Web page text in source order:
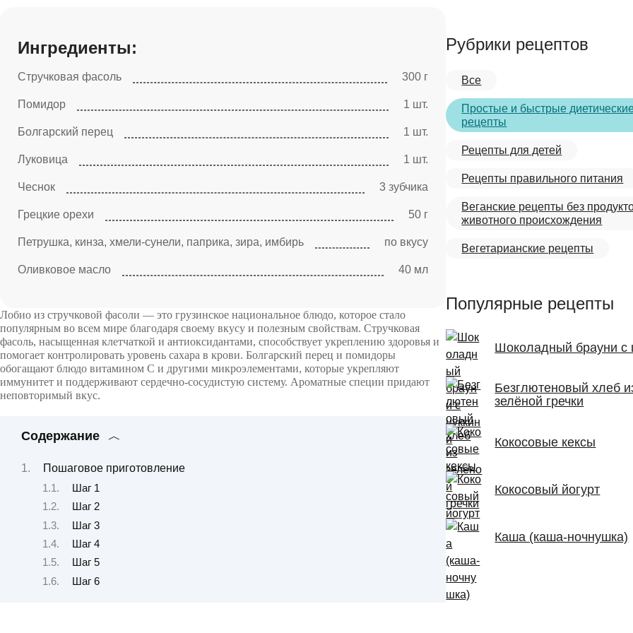
Ингредиенты:
Стручковая фасоль 300 г
Помидор 1 шт.
Болгарский перец 1 шт.
Луковица 1 шт.
Чеснок 3 зубчика
Грецкие орехи 50 г
Петрушка, кинза, хмели-сунели, паприка, зира, имбирь по вкусу
Оливковое масло 40 мл
Лобио из стручковой фасоли — это грузинское национальное блюдо, которое стало
популярным во всем мире благодаря своему вкусу и полезным свойствам. Стручковая
фасоль, насыщенная клетчаткой и антиоксидантами, способствует укреплению здоровья и
помогает контролировать уровень сахара в крови. Болгарский перец и помидоры
обогащают блюдо витамином C и другими микроэлементами, которые укрепляют
иммунитет и поддерживают сердечно-сосудистую систему. Ароматные специи придают
неповторимый вкус.
Содержание
Пошаговое приготовление
Шаг 1
Шаг 2
Шаг 3
Шаг 4
Шаг 5
Шаг 6
Рубрики рецептов
Все
Простые и быстрые
рецепты
Рецепты для детей
Рецепты правильного питания
Веганские рецепты без
животного происхождения
Вегетарианские рецепты
Популярные рецепты
Шоколадный брауни с
Безглютеновый хлеб
зелёной гречки
Кокосовые кексы
Кокосовый йогурт
Каша (каша-ночнушка)